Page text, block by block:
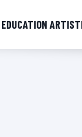
EDUCATION